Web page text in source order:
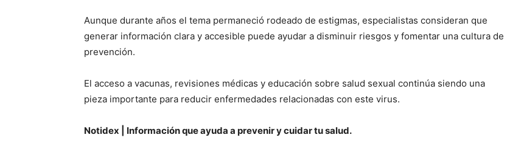
Aunque durante años el tema permaneció rodeado de estigmas, especialistas consideran que
generar información clara y accesible puede ayudar a disminuir riesgos y fomentar una cultura de
prevención.
El acceso a vacunas, revisiones médicas y educación sobre salud sexual continúa siendo una
pieza importante para reducir enfermedades relacionadas con este virus.
Notidex | Información que ayuda a prevenir y cuidar tu salud.